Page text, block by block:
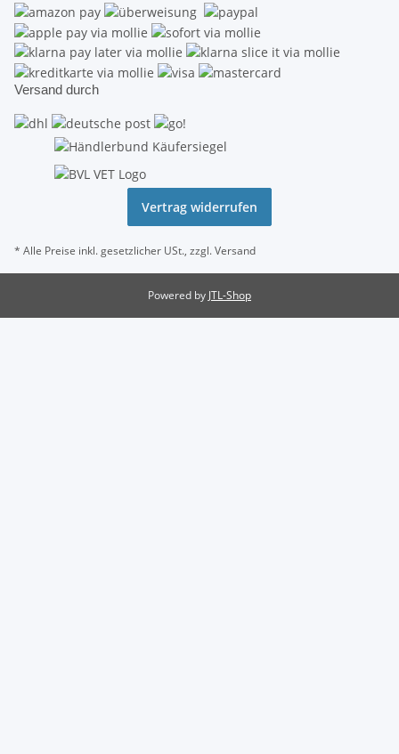
Versand durch
Vertrag widerrufen
* Alle Preise inkl. gesetzlicher USt., zzgl.Versand
Powered by JTL-Shop